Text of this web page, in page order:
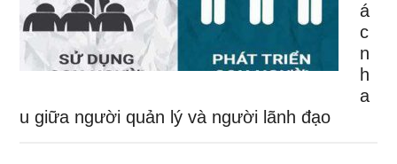
á
c
n
h
a
u giữa người quản lý và người lãnh đạo